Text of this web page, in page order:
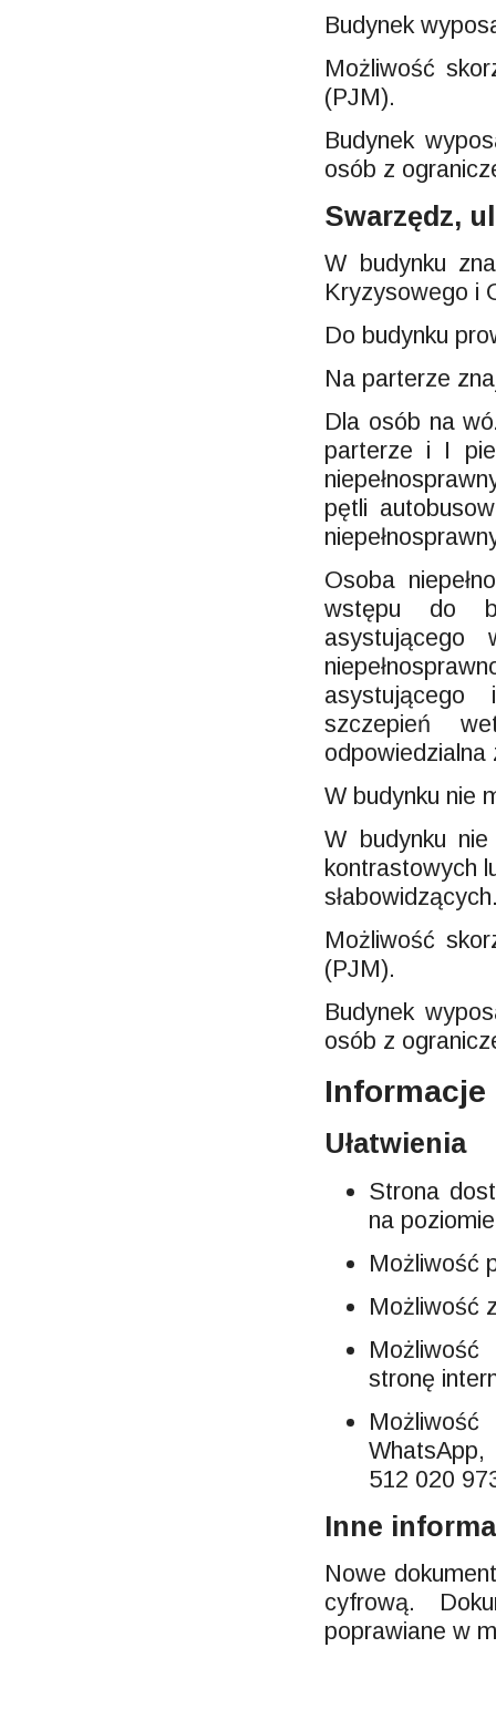
Budynek
Możliwość
(PJM).
Budynek
osób z
Swarzędz,
W budynku
Kryzysowego i
Do budynku
Na parterze
Dla osób na
parterze i I
pętli
Osoba
wstępu do
asystującego
szczepień
W budynku nie
W budynku
kontrastowych
Możliwość
(PJM).
Budynek
osób z
Informacje
Ułatwienia
Strona
na
Możliwość
Możliwość
stronę
512 020
Inne
Nowe
cyfrową.
poprawiane w